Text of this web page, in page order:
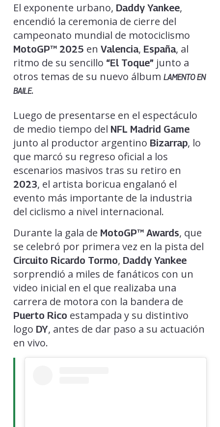
El exponente urbano, Daddy Yankee,
encendió la ceremonia de cierre del
campeonato mundial de motociclismo
MotoGP™ 2025 en Valencia, España, al
ritmo de su sencillo “El Toque” junto a
otros temas de su nuevo álbum LAMENTO EN
BAILE.
Luego de presentarse en el espectáculo
de medio tiempo del NFL Madrid Game
junto al productor argentino Bizarrap, lo
que marcó su regreso oficial a los
escenarios masivos tras su retiro en
2023, el artista boricua engalanó el
evento más importante de la industria
del ciclismo a nivel internacional.
Durante la gala de MotoGP™ Awards, que
se celebró por primera vez en la pista del
Circuito Ricardo Tormo, Daddy Yankee
sorprendió a miles de fanáticos con un
video inicial en el que realizaba una
carrera de motora con la bandera de
Puerto Rico estampada y su distintivo
logo DY, antes de dar paso a su actuación
en vivo.